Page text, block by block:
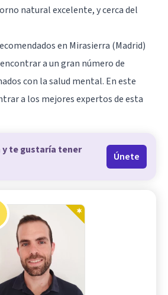
natural excelente, y cerca del
en Mirasierra (Madrid)
a un gran número de
con la salud mental. En este
a los mejores expertos de esta
y te gustaría tener
Únete